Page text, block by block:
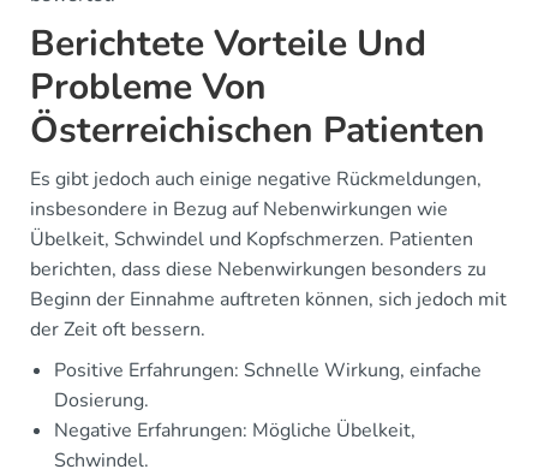
Berichtete Vorteile Und
Probleme Von
Österreichischen Patienten
Es gibt jedoch auch einige negative Rückmeldungen,
insbesondere in Bezug auf Nebenwirkungen wie
Übelkeit, Schwindel und Kopfschmerzen. Patienten
berichten, dass diese Nebenwirkungen besonders zu
Beginn der Einnahme auftreten können, sich jedoch mit
der Zeit oft bessern.
Positive Erfahrungen: Schnelle Wirkung, einfache
Dosierung.
Negative Erfahrungen: Mögliche Übelkeit,
Schwindel.